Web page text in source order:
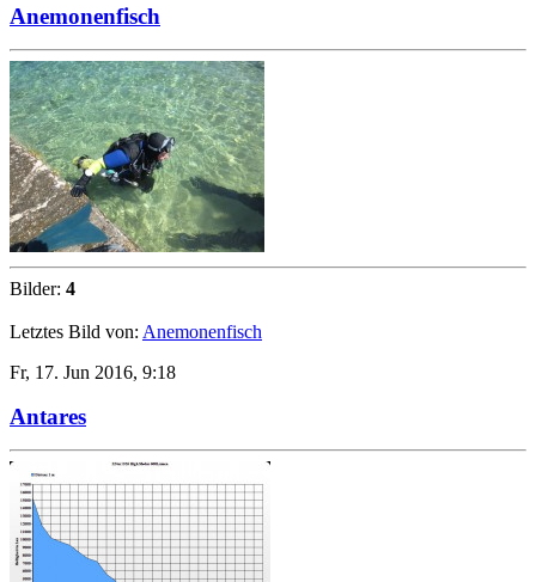
Anemonenfisch
Bilder: 4
Letztes Bild von: Anemonenfisch
Fr, 17. Jun 2016, 9:18
Antares